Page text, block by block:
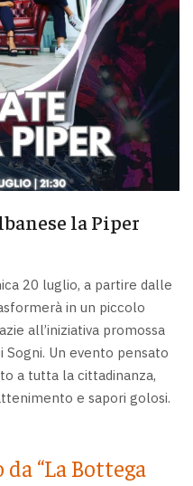
la Piper
20 luglio, a partire dalle
in un piccolo
all’iniziativa promossa
Sogni. Un evento pensato
a tutta la cittadinanza,
e sapori golosi.
“La Bottega